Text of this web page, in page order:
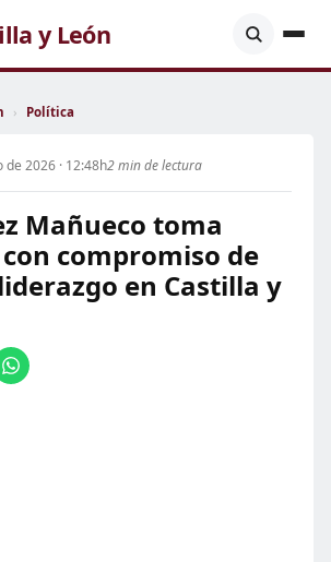
y León
› Política
de 2026 · 12:48h2 min de lectura
Mañueco toma
compromiso de
en Castilla y